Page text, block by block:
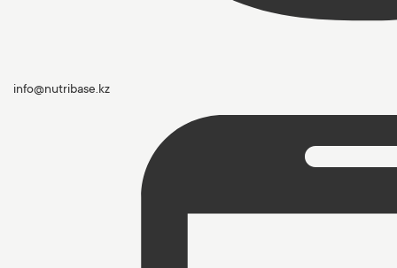
info@nutribase.kz